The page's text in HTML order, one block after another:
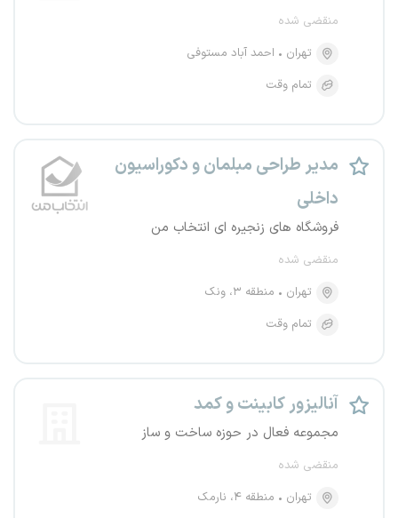
منقضی شده
تهران
احمد آباد مستوفی
تمام وقت
مدیر طراحی مبلمان و دکوراسیون
داخلی
فروشگاه های زنجیره ای انتخاب من
منقضی شده
تهران
منطقه ۳، ونک
تمام وقت
آنالیزور کابینت و کمد
مجموعه فعال در حوزه ساخت و ساز
منقضی شده
تهران
منطقه ۴، نارمک